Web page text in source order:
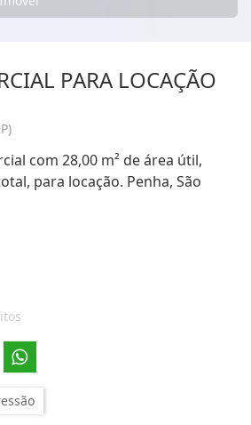
PARA LOCAÇÃO
com 28,00 m² de área útil,
para locação. Penha, São